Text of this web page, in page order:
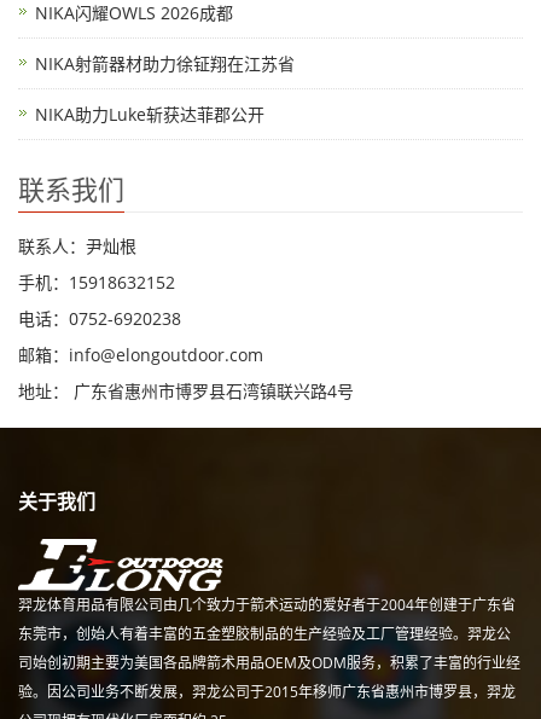
NIKA闪耀OWLS 2026成都
NIKA射箭器材助力徐钲翔在江苏省
NIKA助力Luke斩获达菲郡公开
联系我们
联系人：尹灿根
手机：15918632152
电话：0752-6920238
邮箱： info@elongoutdoor.com
地址： 广东省惠州市博罗县石湾镇联兴路4号
关于我们
羿龙体育用品有限公司由几个致力于箭术运动的爱好者于2004年创建于广东省
东莞市，创始人有着丰富的五金塑胶制品的生产经验及工厂管理经验。羿龙公
司始创初期主要为美国各品牌箭术用品OEM及ODM服务，积累了丰富的行业经
验。因公司业务不断发展，羿龙公司于2015年移师广东省惠州市博罗县，羿龙